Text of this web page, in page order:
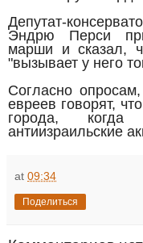
Депутат-
Эндрю Перси
марши и сказал,
"вызывает у него
Согласно
евреев говорят,
города,
антиизраильские
at 09:34
Поделиться